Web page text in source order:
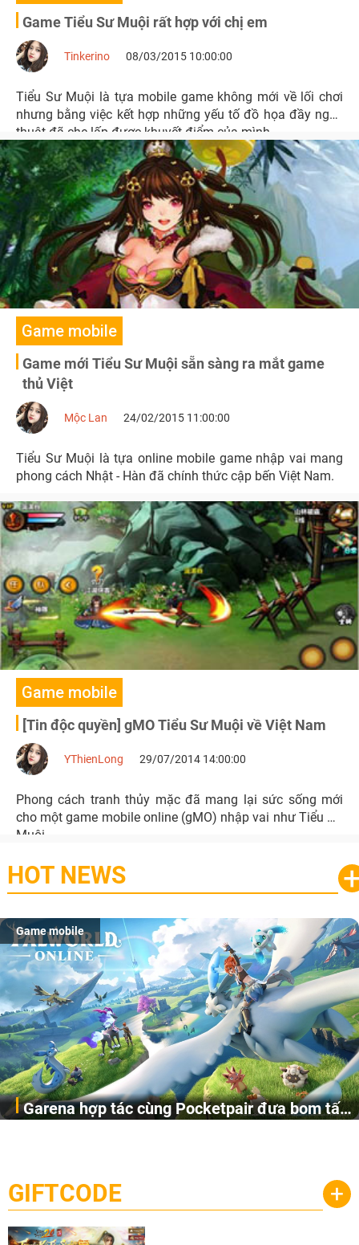
Game Tiểu Sư Muội rất hợp với chị em
Tinkerino 08/03/2015 10:00:00
Tiểu Sư Muội là tựa mobile game không mới về lối chơi
nhưng bằng việc kết hợp những yếu tố đồ họa đầy nghệ
thuật đã che lấp được khuyết điểm của mình.
Game mobile
Game mới Tiểu Sư Muội sẵn sàng ra mắt game
thủ Việt
Mộc Lan 24/02/2015 11:00:00
Tiểu Sư Muội là tựa online mobile game nhập vai mang
phong cách Nhật - Hàn đã chính thức cập bến Việt Nam.
Game mobile
[Tin độc quyền] gMO Tiểu Sư Muội về Việt Nam
YThienLong 29/07/2014 14:00:00
Phong cách tranh thủy mặc đã mang lại sức sống mới
cho một game mobile online (gMO) nhập vai như Tiểu Sư
Muội.
HOT NEWS
Game mobile
Garena hợp tác cùng Pocketpair đưa bom tấn
cầu, theo giấy phép chính thức từ công ty game Nhật Bản
Pocketpair, Inc.
GIFTCODE +